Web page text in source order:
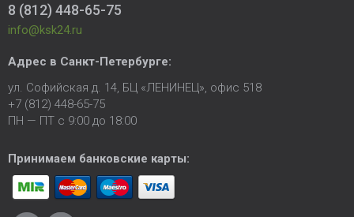
8 (812) 448-65-75
info@ksk24.ru
Адрес в Санкт-Петербурге:
ул. Софийская д. 14, БЦ «ЛЕНИНЕЦ», офис 518
+7 (812) 448-65-75
ПН — ПТ с 9:00 до 18:00
Принимаем банковские карты: